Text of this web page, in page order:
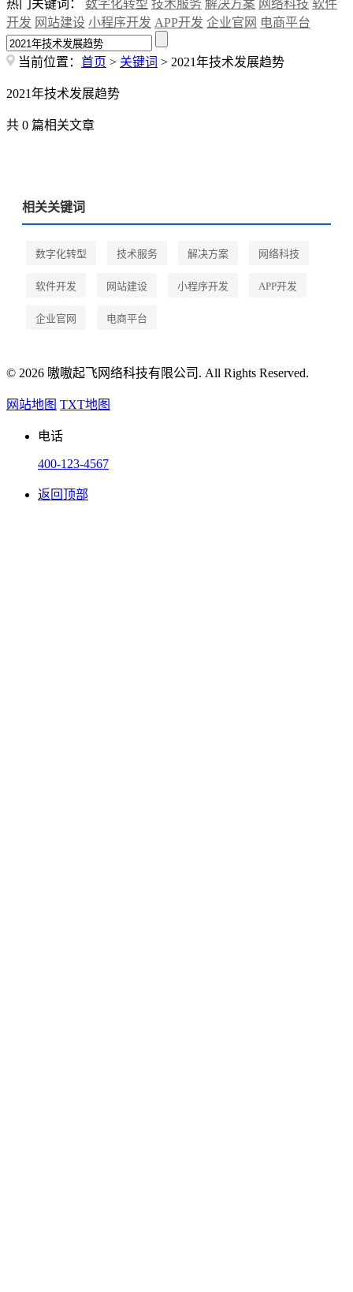
热门关键词： 数字化转型 技术服务 解决方案 网络科技 软件
开发 网站建设 小程序开发 APP开发 企业官网 电商平台
当前位置： 首页 > 关键词 > 2021年技术发展趋势
2021年技术发展趋势
共 0 篇相关文章
相关关键词
数字化转型 技术服务 解决方案 网络科技
软件开发 网站建设 小程序开发 APP开发
企业官网 电商平台
© 2026 嗷嗷起飞网络科技有限公司. All Rights Reserved.
网站地图 TXT地图
电话
400-123-4567
返回顶部